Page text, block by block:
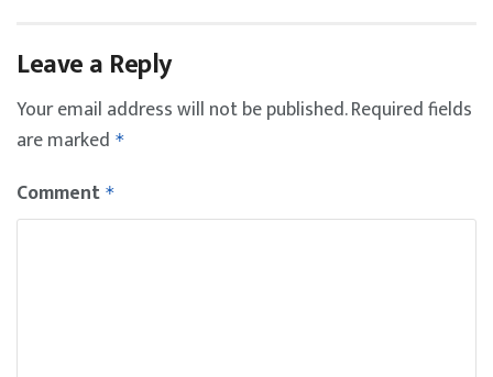
Leave a Reply
Your email address will not be published.Required fields
are marked *
Comment *